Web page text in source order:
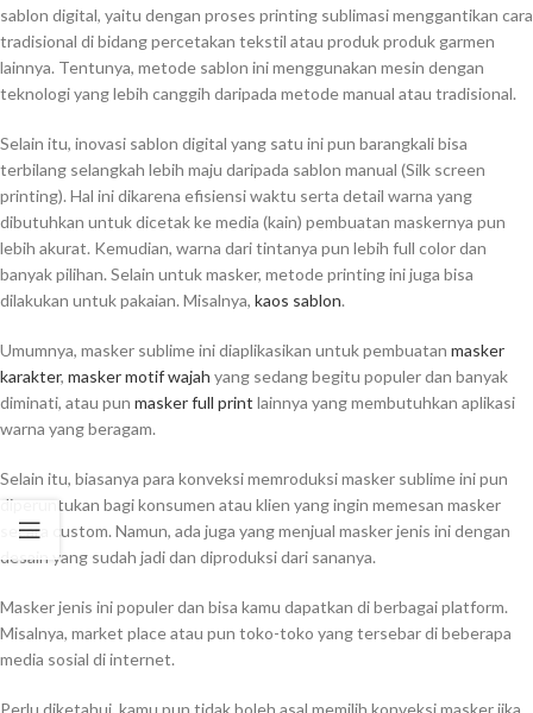
sablon digital, yaitu dengan proses printing sublimasi menggantikan cara
tradisional di bidang percetakan tekstil atau produk produk garmen
lainnya. Tentunya, metode sablon ini menggunakan mesin dengan
teknologi yang lebih canggih daripada metode manual atau tradisional.
Selain itu, inovasi sablon digital yang satu ini pun barangkali bisa
terbilang selangkah lebih maju daripada sablon manual (Silk screen
printing). Hal ini dikarena efisiensi waktu serta detail warna yang
dibutuhkan untuk dicetak ke media (kain) pembuatan maskernya pun
lebih akurat. Kemudian, warna dari tintanya pun lebih full color dan
banyak pilihan. Selain untuk masker, metode printing ini juga bisa
dilakukan untuk pakaian. Misalnya, kaos sablon.
Umumnya, masker sublime ini diaplikasikan untuk pembuatan masker
karakter, masker motif wajah yang sedang begitu populer dan banyak
diminati, atau pun masker full print lainnya yang membutuhkan aplikasi
warna yang beragam.
Selain itu, biasanya para konveksi memroduksi masker sublime ini pun
diperuntukan bagi konsumen atau klien yang ingin memesan masker
secara custom. Namun, ada juga yang menjual masker jenis ini dengan
desain yang sudah jadi dan diproduksi dari sananya.
Masker jenis ini populer dan bisa kamu dapatkan di berbagai platform.
Misalnya, market place atau pun toko-toko yang tersebar di beberapa
media sosial di internet.
Perlu diketahui, kamu pun tidak boleh asal memilih konveksi masker jika